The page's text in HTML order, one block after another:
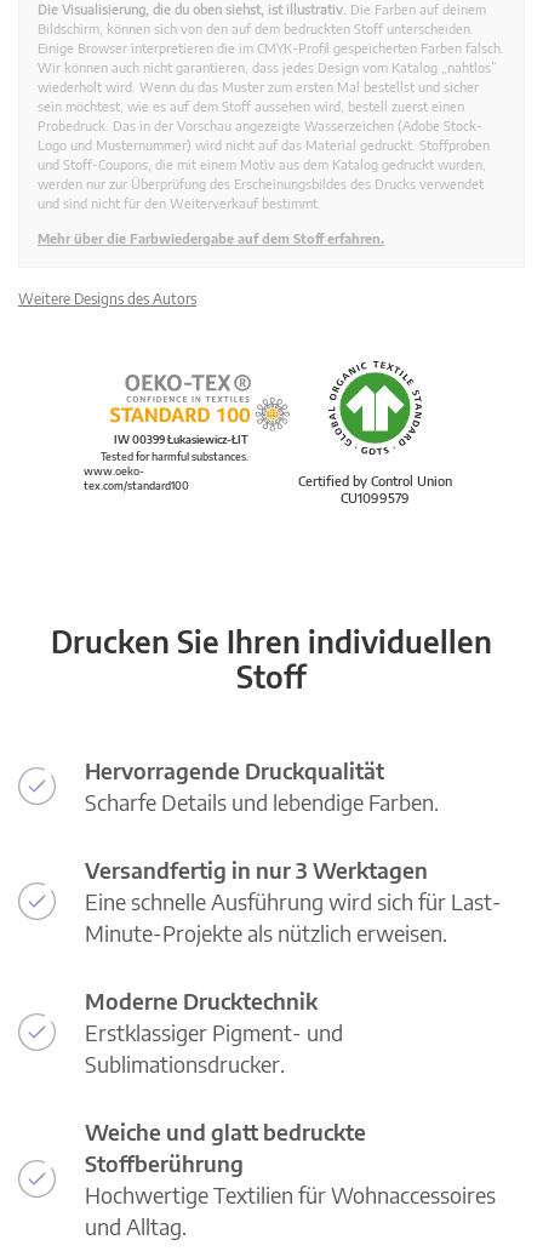
Die Visualisierung, die du oben siehst, ist illustrativ. Die Farben auf deinem
Bildschirm, können sich von den auf dem bedruckten Stoff unterscheiden.
Einige Browser interpretieren die im CMYK-Profil gespeicherten Farben falsch.
Wir können auch nicht garantieren, dass jedes Design vom Katalog „nahtlos”
wiederholt wird. Wenn du das Muster zum ersten Mal bestellst und sicher
sein möchtest, wie es auf dem Stoff aussehen wird, bestell zuerst einen
Probedruck. Das in der Vorschau angezeigte Wasserzeichen (Adobe Stock-
Logo und Musternummer) wird nicht auf das Material gedruckt. Stoffproben
und Stoff-Coupons, die mit einem Motiv aus dem Katalog gedruckt wurden,
werden nur zur Überprüfung des Erscheinungsbildes des Drucks verwendet
und sind nicht für den Weiterverkauf bestimmt.
Mehr über die Farbwiedergabe auf dem Stoff erfahren.
Weitere Designs des Autors
Certified by Control Union
CU1099579
IW 00399 Łukasiewicz-ŁIT
Tested for harmful substances.
www.oeko-
tex.com/standard100
Drucken Sie Ihren individuellen
Stoff
Hervorragende Druckqualität
Scharfe Details und lebendige Farben.
Versandfertig in nur 3 Werktagen
Eine schnelle Ausführung wird sich für Last-
Minute-Projekte als nützlich erweisen.
Moderne Drucktechnik
Erstklassiger Pigment- und
Sublimationsdrucker.
Weiche und glatt bedruckte
Stoffberührung
Hochwertige Textilien für Wohnaccessoires
und Alltag.